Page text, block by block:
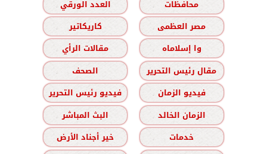
محافظات
العدد الورقي
مصر العظمى
كاريكاتير
وا إسلاماه
مقالات الرأي
مقال رئيس التحرير
الصحف
فيديو الزمان
فيديو رئيس التحرير
الزمان الخالد
البث المباشر
خدمات
خير أجناد الأرض